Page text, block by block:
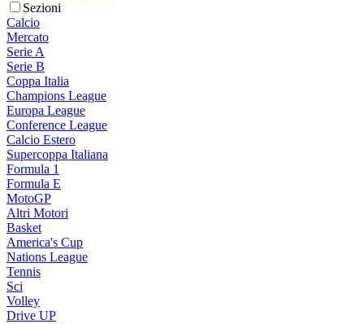
Sezioni
Calcio
Mercato
Serie A
Serie B
Coppa Italia
Champions League
Europa League
Conference League
Calcio Estero
Supercoppa Italiana
Formula 1
Formula E
MotoGP
Altri Motori
Basket
America's Cup
Nations League
Tennis
Sci
Volley
Drive UP